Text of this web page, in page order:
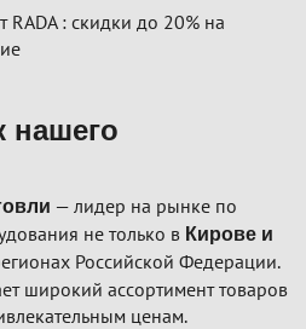
: скидки до 20% на
нашего
— лидер на рынке по
не только в Кирове и
Российской Федерации.
широкий ассортимент товаров
ценам.